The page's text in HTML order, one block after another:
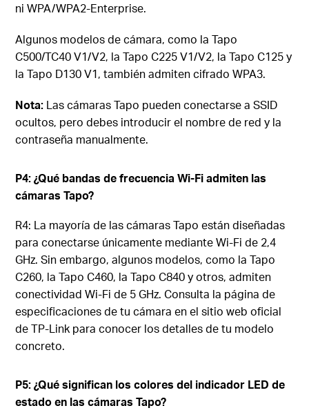
ni WPA/WPA2-Enterprise.
Algunos modelos de cámara, como la Tapo
C500/TC40 V1/V2, la Tapo C225 V1/V2, la Tapo C125 y
la Tapo D130 V1, también admiten cifrado WPA3.
Nota: Las cámaras Tapo pueden conectarse a SSID
ocultos, pero debes introducir el nombre de red y la
contraseña manualmente.
P4: ¿Qué bandas de frecuencia Wi-Fi admiten las
cámaras Tapo?
R4: La mayoría de las cámaras Tapo están diseñadas
para conectarse únicamente mediante Wi-Fi de 2,4
GHz. Sin embargo, algunos modelos, como la Tapo
C260, la Tapo C460, la Tapo C840 y otros, admiten
conectividad Wi-Fi de 5 GHz. Consulta la página de
especificaciones de tu cámara en el sitio web oficial
de TP-Link para conocer los detalles de tu modelo
concreto.
P5: ¿Qué significan los colores del indicador LED de
estado en las cámaras Tapo?